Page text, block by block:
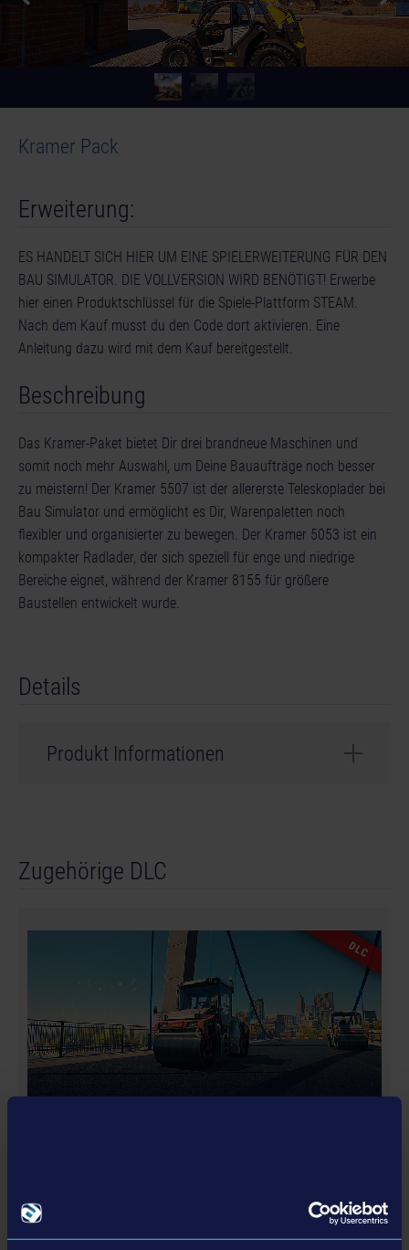
Kramer Pack
Erweiterung:
ES HANDELT SICH HIER UM EINE SPIELERWEITERUNG FÜR DEN
BAU SIMULATOR. DIE VOLLVERSION WIRD BENÖTIGT! Erwerbe
hier einen Produktschlüssel für die Spiele-Plattform STEAM.
Nach dem Kauf musst du den Code dort aktivieren. Eine
Anleitung dazu wird mit dem Kauf bereitgestellt.
Beschreibung
Das Kramer-Paket bietet Dir drei brandneue Maschinen und
somit noch mehr Auswahl, um Deine Bauaufträge noch besser
zu meistern! Der Kramer 5507 ist der allererste Teleskoplader bei
Bau Simulator und ermöglicht es Dir, Warenpaletten noch
flexibler und organisierter zu bewegen. Der Kramer 5053 ist ein
kompakter Radlader, der sich speziell für enge und niedrige
Bereiche eignet, während der Kramer 8155 für größere
Baustellen entwickelt wurde.
Details
Produkt Informationen
Zugehörige DLC
DLC